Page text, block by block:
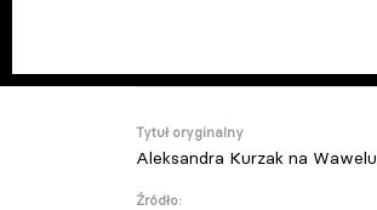
Tytuł oryginalny
Aleksandra Kurzak na Wawelu
Źródło: